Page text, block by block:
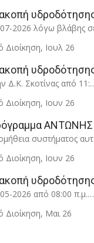
2026 λόγω βλάβης
Διοίκηση, Ιουλ 26
Δ.Κ. Σκοτίνας από
Διοίκηση, Ιουν 26
ΑΝΤΩΝΗΣ
συστήματος
Διοίκηση, Ιουν 26
2026 από 08:00 π.μ.…
Διοίκηση, Μαι 26